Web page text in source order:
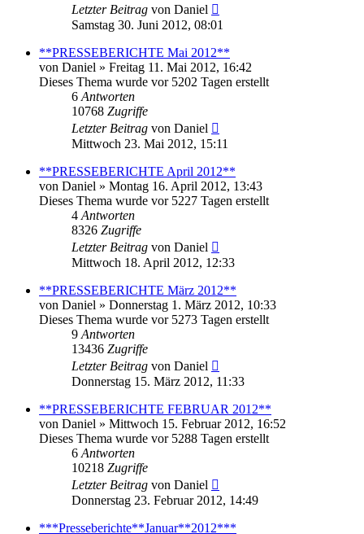
Letzter Beitrag von Daniel
Samstag 30. Juni 2012, 08:01
**PRESSEBERICHTE Mai 2012**
von Daniel » Freitag 11. Mai 2012, 16:42
Dieses Thema wurde vor 5202 Tagen erstellt
6 Antworten
10768 Zugriffe
Letzter Beitrag von Daniel
Mittwoch 23. Mai 2012, 15:11
**PRESSEBERICHTE April 2012**
von Daniel » Montag 16. April 2012, 13:43
Dieses Thema wurde vor 5227 Tagen erstellt
4 Antworten
8326 Zugriffe
Letzter Beitrag von Daniel
Mittwoch 18. April 2012, 12:33
**PRESSEBERICHTE März 2012**
von Daniel » Donnerstag 1. März 2012, 10:33
Dieses Thema wurde vor 5273 Tagen erstellt
9 Antworten
13436 Zugriffe
Letzter Beitrag von Daniel
Donnerstag 15. März 2012, 11:33
**PRESSEBERICHTE FEBRUAR 2012**
von Daniel » Mittwoch 15. Februar 2012, 16:52
Dieses Thema wurde vor 5288 Tagen erstellt
6 Antworten
10218 Zugriffe
Letzter Beitrag von Daniel
Donnerstag 23. Februar 2012, 14:49
***Presseberichte**Januar**2012***